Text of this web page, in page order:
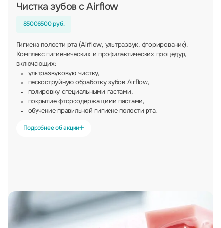
Чистка зубов с Airflow
85006500 руб.
Гигиена полости рта (Airflow, ультразвук, фторирование).
Комплекс гигиенических и профилактических процедур,
включающих:
ультразвуковую чистку,
пескоструйную обработку зубов Airflow,
полировку специальными пастами,
покрытие фторсодержащими пастами,
обучение правильной гигиене полости рта.
Подробнее об акции